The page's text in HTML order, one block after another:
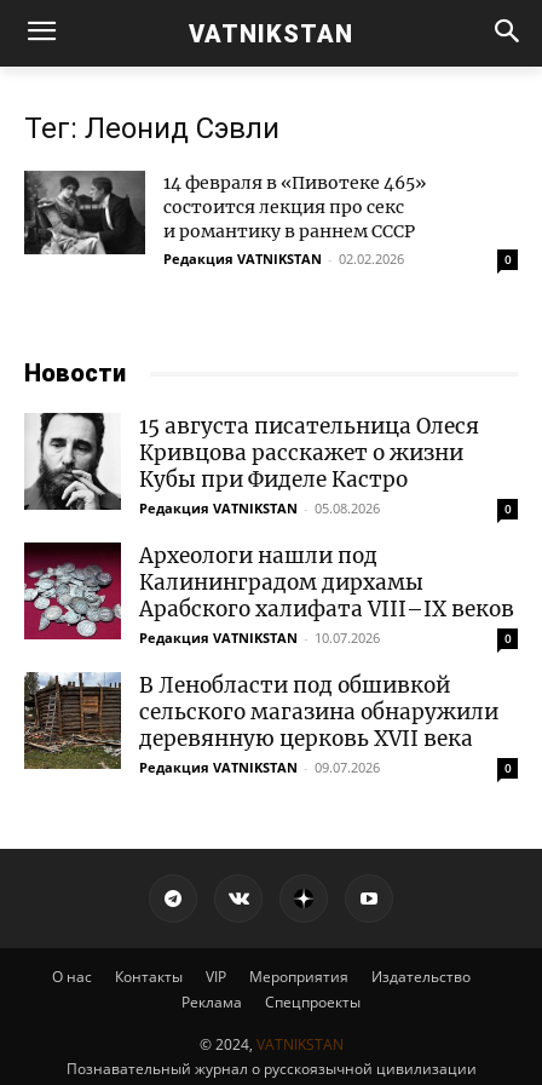
VATNIKSTAN
Тег: Леонид Сэвли
14 февраля в «Пивотеке 465»
состоится лекция про секс
и романтику в раннем СССР
Редакция VATNIKSTAN - 02.02.2026 0
Новости
15 августа писательница Олеся
Кривцова расскажет о жизни
Кубы при Фиделе Кастро
Редакция VATNIKSTAN - 05.08.2026 0
Археологи нашли под
Калининградом дирхамы
Арабского халифата VIII–IX веков
Редакция VATNIKSTAN - 10.07.2026 0
В Ленобласти под обшивкой
сельского магазина обнаружили
деревянную церковь XVII века
Редакция VATNIKSTAN - 09.07.2026 0
О нас Контакты VIP Мероприятия
Издательство
Реклама
Спецпроекты
© 2024, VATNIKSTAN
Познавательный журнал о русскоязычной цивилизации